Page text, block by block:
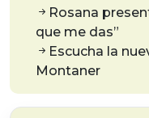
Rosana
que me das”
Escucha la
Montaner